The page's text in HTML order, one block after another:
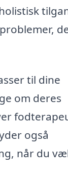
til dine
om deres
også
når du